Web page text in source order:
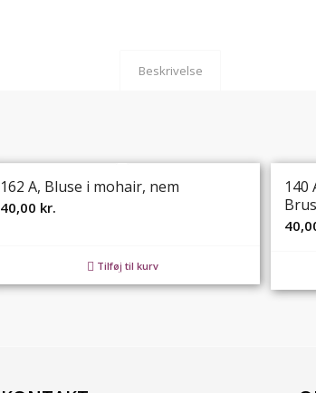
Beskrivelse
162 A, Bluse i mohair, nem
40,00 kr.
Tilføj til kurv
140